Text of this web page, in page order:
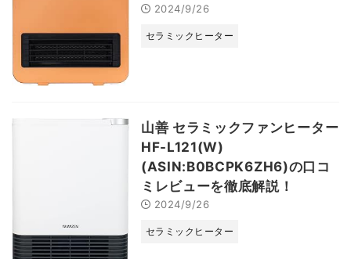
2024/9/26
セラミックヒーター
山善 セラミックファンヒーター
HF-L121(W)
(ASIN:B0BCPK6ZH6)の口コ
ミレビューを徹底解説！
2024/9/26
セラミックヒーター